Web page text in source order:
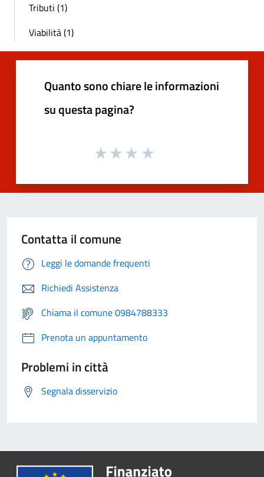
Tributi (1)
Viabilità (1)
Quanto sono chiare le informazioni
su questa pagina?
Contatta il comune
Leggi le domande frequenti
Richiedi Assistenza
Chiama il comune 0984788333
Prenota un appuntamento
Problemi in città
Segnala disservizio